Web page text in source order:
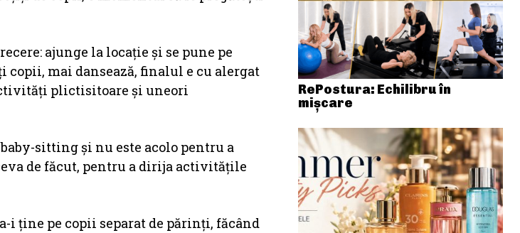
ajunge la locație și se pune pe
copii, mai dansează, finalul e cu alergat
plictisitoare și uneori
sitting și nu este acolo pentru a
de făcut, pentru a dirija activitățile
i ține pe copii separat de părinți, făcând
RePostura: Echilibru în
mișcare